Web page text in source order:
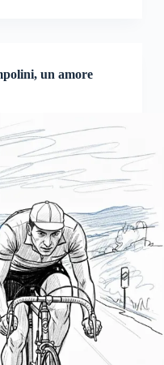
un amore